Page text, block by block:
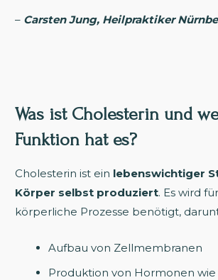
– Carsten Jung, Heilpraktiker
Was ist Cholesterin und
Funktion hat es?
Cholesterin ist ein lebenswichtiger
Körper selbst produziert. Es wird
körperliche Prozesse benötigt,
Aufbau von Zellmembranen
Produktion von Hormonen wie